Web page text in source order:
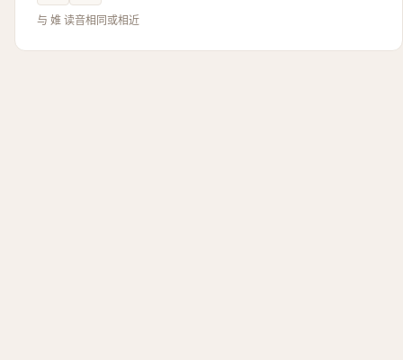
与 婎 读音相同或相近